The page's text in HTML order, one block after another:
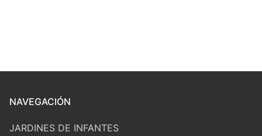
NAVEGACIÓN
JARDINES DE INFANTES